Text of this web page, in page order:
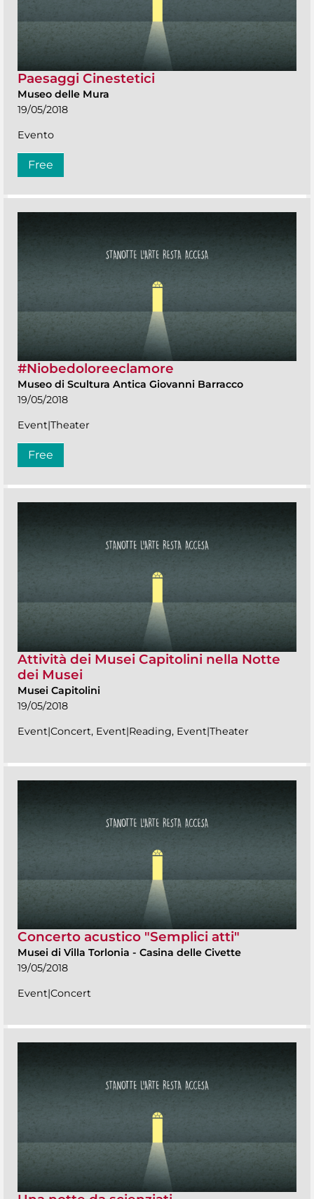
Paesaggi Cinestetici
Museo delle Mura
19/05/2018
Evento
Free
#Niobedoloreeclamore
Museo di Scultura Antica Giovanni Barracco
19/05/2018
Event|Theater
Free
Attività dei Musei Capitolini nella Notte
dei Musei
Musei Capitolini
19/05/2018
Event|Concert, Event|Reading, Event|Theater
Concerto acustico "Semplici atti"
Musei di Villa Torlonia - Casina delle Civette
19/05/2018
Event|Concert